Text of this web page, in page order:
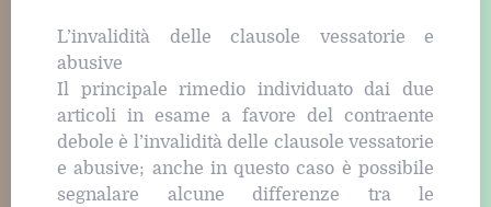
L’invalidità delle clausole vessatorie e
abusive
Il principale rimedio individuato dai due
articoli in esame a favore del contraente
debole è l’invalidità delle clausole vessatorie
e abusive; anche in questo caso è possibile
segnalare alcune differenze tra le